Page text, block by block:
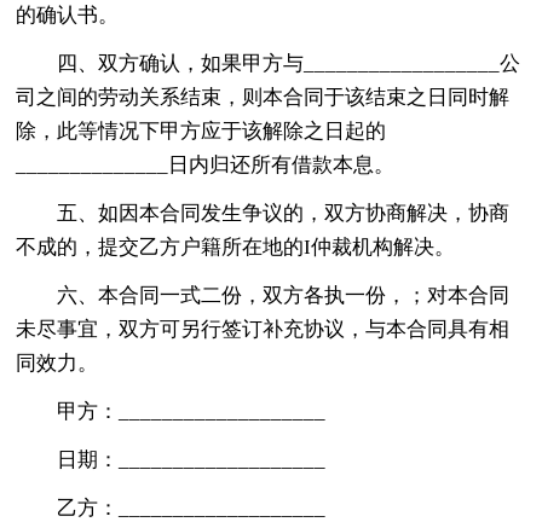
的确认书。
四、双方确认，如果甲方与__________________公
司之间的劳动关系结束，则本合同于该结束之日同时解
除，此等情况下甲方应于该解除之日起的
______________日内归还所有借款本息。
五、如因本合同发生争议的，双方协商解决，协商
不成的，提交乙方户籍所在地的I仲裁机构解决。
六、本合同一式二份，双方各执一份，；对本合同
未尽事宜，双方可另行签订补充协议，与本合同具有相
同效力。
甲方：___________________
日期：___________________
乙方：___________________